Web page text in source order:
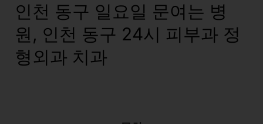
인천 동구 일요일 문여는 병
원, 인천 동구 24시 피부과 정
형외과 치과